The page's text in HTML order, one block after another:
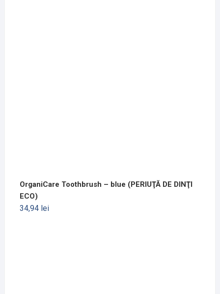
OrganiCare Toothbrush – blue (PERIUŢĂ DE DINŢI
ECO)
34,94 lei